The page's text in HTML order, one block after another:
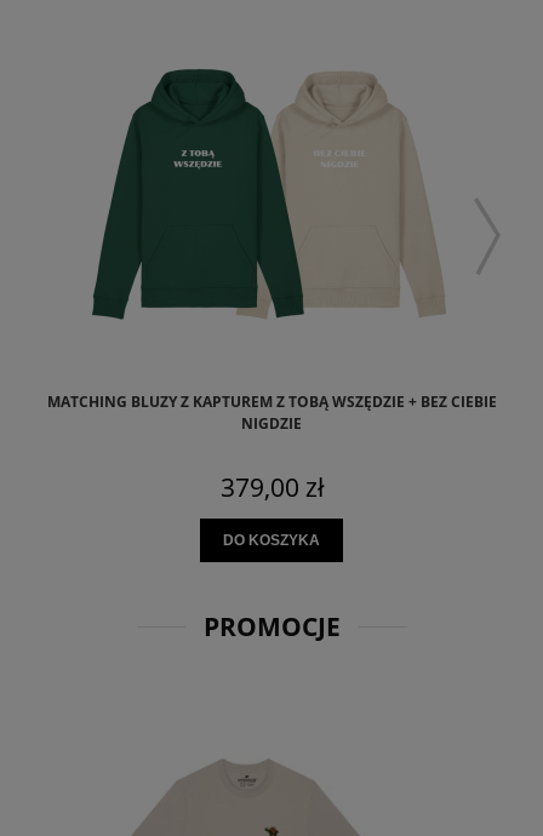
MATCHING BLUZY Z KAPTUREM Z TOBĄ WSZĘDZIE + BEZ CIEBIE
NIGDZIE
379,00 zł
DO KOSZYKA
PROMOCJE